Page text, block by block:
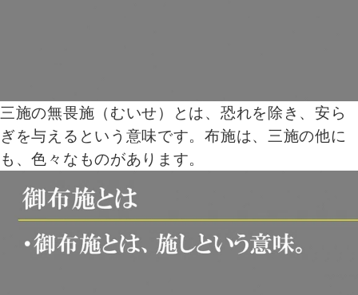
三施の無畏施（むいせ）とは、恐れを除き、安ら
ぎを与えるという意味です。布施は、三施の他に
も、色々なものがあります。